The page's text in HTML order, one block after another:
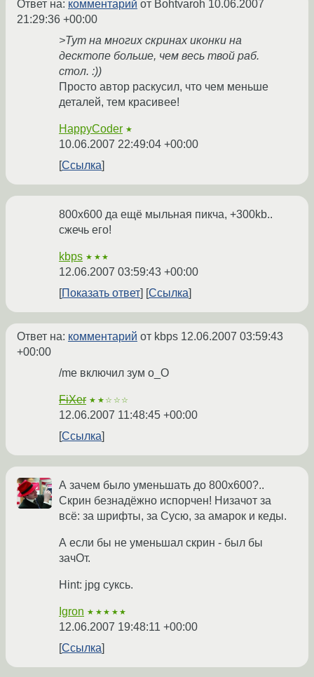
Ответ на: комментарий от Bohtvaroh 10.06.2007
21:29:36 +00:00
>Тут на многих скринах иконки на
десктопе больше, чем весь твой раб.
стол. :))
Просто автор раскусил, что чем меньше
деталей, тем красивее!
HappyCoder ★
10.06.2007 22:49:04 +00:00
Ссылка
800x600 да ещё мыльная пикча, +300kb..
сжечь его!
kbps ★★★
12.06.2007 03:59:43 +00:00
Показать ответ
Ссылка
Ответ на: комментарий от kbps 12.06.2007 03:59:43
+00:00
/me включил зум о_О
FiXer ★★☆☆☆
12.06.2007 11:48:45 +00:00
Ссылка
А зачем было уменьшать до 800х600?..
Скрин безнадёжно испорчен! Низачот за
всё: за шрифты, за Сусю, за амарок и кеды.
А если бы не уменьшал скрин - был бы
зачОт.
Hint: jpg суксь.
Igron ★★★★★
12.06.2007 19:48:11 +00:00
Ссылка